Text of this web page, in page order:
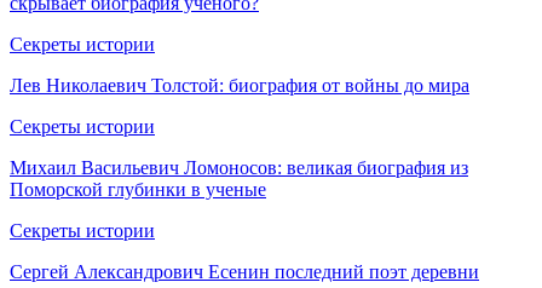
Секреты истории
Лев Николаевич Толстой: биография от войны до мира
Секреты истории
Михаил Васильевич Ломоносов: великая биография из
Поморской глубинки в ученые
Секреты истории
Сергей Александрович Есенин последний поэт деревни